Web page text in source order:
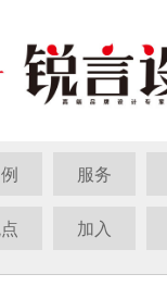
服务
加入